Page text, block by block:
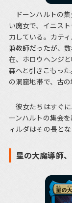
ドーンハルトの
い魔女で、イニス
力している。カテ
兼教師だったが、
在、ホロウヘンジ
森へと引きこもっ
の洞窟地帯で、古
彼女たちはすぐ
ーンハルトの集会
ィルダはその長とな
星の大魔導師